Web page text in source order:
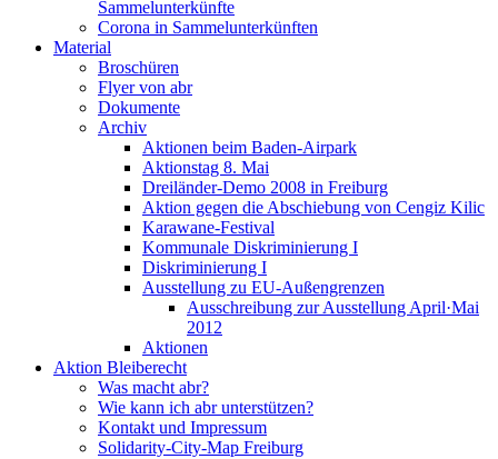
Sammelunterkünfte
Corona in Sammelunterkünften
Material
Broschüren
Flyer von abr
Dokumente
Archiv
Aktionen beim Baden-Airpark
Aktionstag 8. Mai
Dreiländer-Demo 2008 in Freiburg
Aktion gegen die Abschiebung von Cengiz Kilic
Karawane-Festival
Kommunale Diskriminierung I
Diskriminierung I
Ausstellung zu EU-Außengrenzen
Ausschreibung zur Ausstellung April·Mai
2012
Aktionen
Aktion Bleiberecht
Was macht abr?
Wie kann ich abr unterstützen?
Kontakt und Impressum
Solidarity-City-Map Freiburg